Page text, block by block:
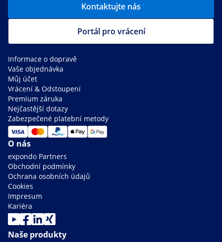
Kontaktujte nás
Portál pro vrácení
Informace o dopravě
Vaše objednávka
Můj účet
Vrácení & Odstoupení
Premium záruka
Nejčastější dotazy
Zabezpečené platební metody
O nás
expondo Partners
Obchodní podmínky
Ochrana osobních údajů
Cookies
Impresum
Kariéra
Naše produkty